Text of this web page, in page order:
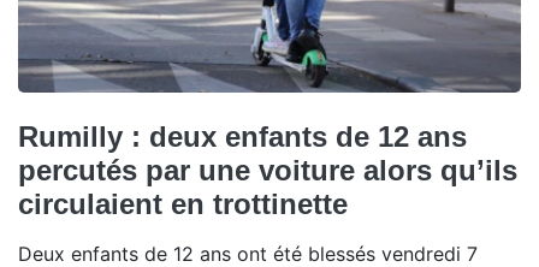
Rumilly : deux enfants de 12 ans
percutés par une voiture alors qu’ils
circulaient en trottinette
Deux enfants de 12 ans ont été blessés vendredi 7